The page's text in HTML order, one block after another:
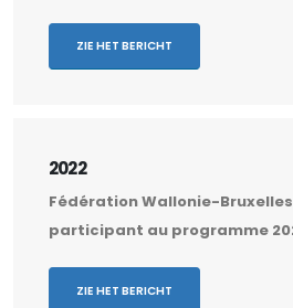
ZIE HET BERICHT
2022
Fédération Wallonie-
participant au programme
ZIE HET BERICHT